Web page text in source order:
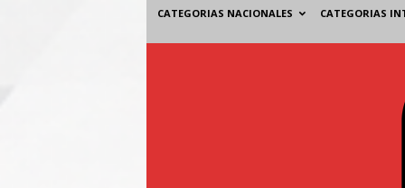
CATEGORIAS NACIONALES CATEGORIAS